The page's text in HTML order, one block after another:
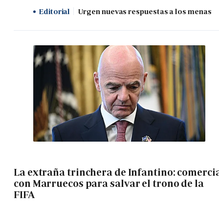
Editorial Urgen nuevas respuestas a los menas
La extraña trinchera de Infantino:
con Marruecos para salvar el trono de la
FIFA